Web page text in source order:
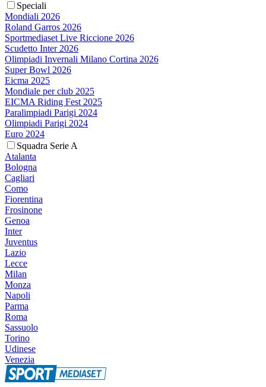
Speciali
Mondiali 2026
Roland Garros 2026
Sportmediaset Live Riccione 2026
Scudetto Inter 2026
Olimpiadi Invernali Milano Cortina 2026
Super Bowl 2026
Eicma 2025
Mondiale per club 2025
EICMA Riding Fest 2025
Paralimpiadi Parigi 2024
Olimpiadi Parigi 2024
Euro 2024
Squadra Serie A
Atalanta
Bologna
Cagliari
Como
Fiorentina
Frosinone
Genoa
Inter
Juventus
Lazio
Lecce
Milan
Monza
Napoli
Parma
Roma
Sassuolo
Torino
Udinese
Venezia